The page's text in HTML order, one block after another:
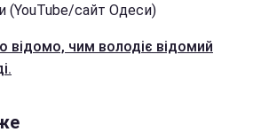
(YouTube/сайт Одеси)
відомо, чим володіє відомий